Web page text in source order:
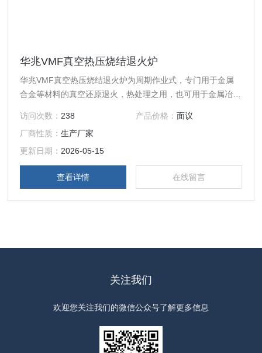
华兆VMF真空热压烧结退火炉
华兆VMF真空热压烧结退火炉为周期作业式，专门用于金属
合金等材料的真空还原退火，热处理之用，也可用于金属冶金
钢，白铜，黄铜，紫铜，金属弹片，铆合件，铆钉，银节点，
银铜复合件，银触点，铜触点等领域的真空热处理用，不氧
化！
访问次数： 238 产品价格： 面议
厂商性质：生产厂家
更新日期： 2026-05-15
查看详情 在线留言
关注我们
欢迎您关注我们的微信公众号了解更多信息